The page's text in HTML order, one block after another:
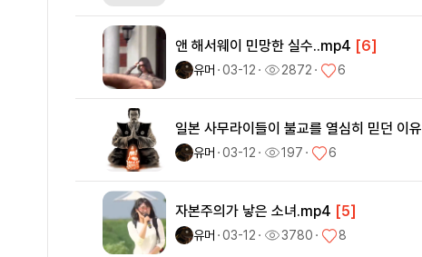
앤 해서웨이 민망한 실수..mp4 [6]
유머 ㆍ03-12ㆍ 2872ㆍ 6
일본 사무라이들이 불교를 열심히 믿던 이유
유머 ㆍ03-12ㆍ 197ㆍ 6
자본주의가 낳은 소녀.mp4 [5]
유머 ㆍ03-12ㆍ 3780ㆍ 8